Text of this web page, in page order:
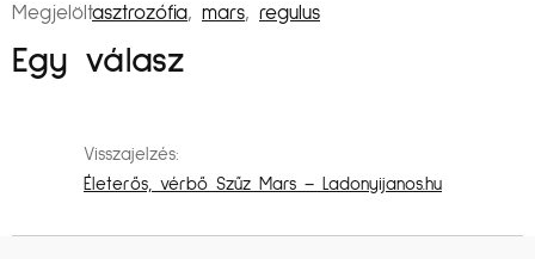
Megjelöltasztrozófia, mars, regulus
Egy válasz
Visszajelzés:
Életerős, vérbő Szűz Mars – Ladonyijanos.hu